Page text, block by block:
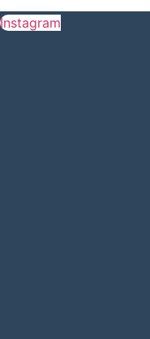
Instagram